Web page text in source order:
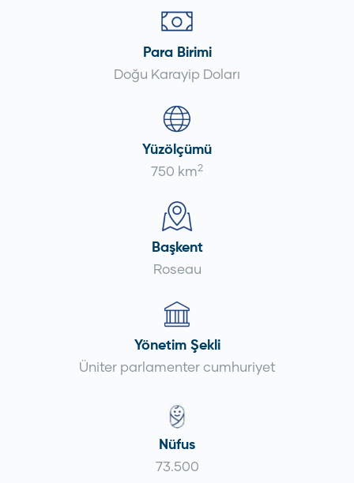
Para Birimi
Doğu Karayip Doları
Yüzölçümü
750 km2
Başkent
Roseau
Yönetim Şekli
Üniter parlamenter cumhuriyet
Nüfus
73.500